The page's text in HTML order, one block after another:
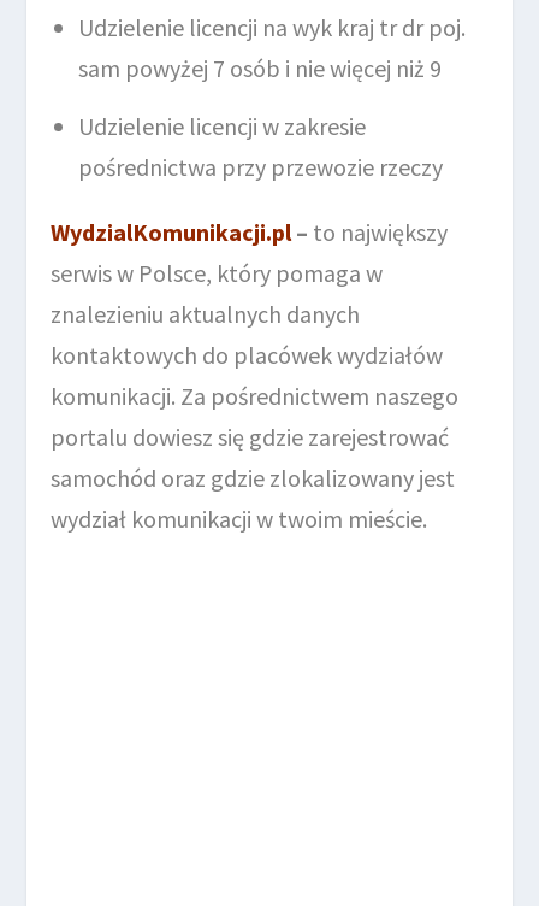
Udzielenie licencji na wyk kraj tr dr poj.
sam powyżej 7 osób i nie więcej niż 9
Udzielenie licencji w zakresie
pośrednictwa przy przewozie rzeczy
WydzialKomunikacji.pl – to największy
serwis w Polsce, który pomaga w
znalezieniu aktualnych danych
kontaktowych do placówek wydziałów
komunikacji. Za pośrednictwem naszego
portalu dowiesz się gdzie zarejestrować
samochód oraz gdzie zlokalizowany jest
wydział komunikacji w twoim mieście.